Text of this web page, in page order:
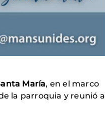
María, en el marco
la parroquia y reunió a